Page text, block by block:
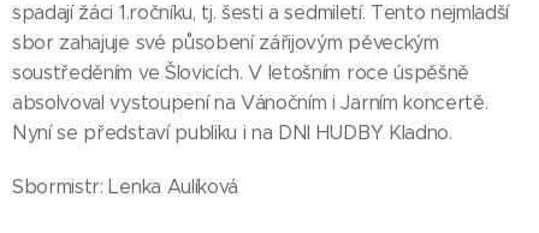
spadají žáci 1.ročníku, tj. šesti a sedmiletí. Tento nejmladší
sbor zahajuje své působení zářijovým pěveckým
soustředěním ve Šlovicích. V letošním roce úspěšně
absolvoval vystoupení na Vánočním i Jarním koncertě.
Nyní se představí publiku i na DNI HUDBY Kladno.
Sbormistr: Lenka Aulíková